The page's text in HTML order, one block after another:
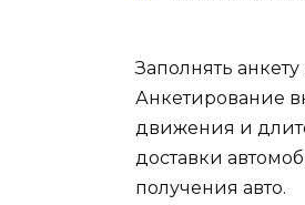
Заполнять
Анкетирование
движения и
доставки
получения авто.